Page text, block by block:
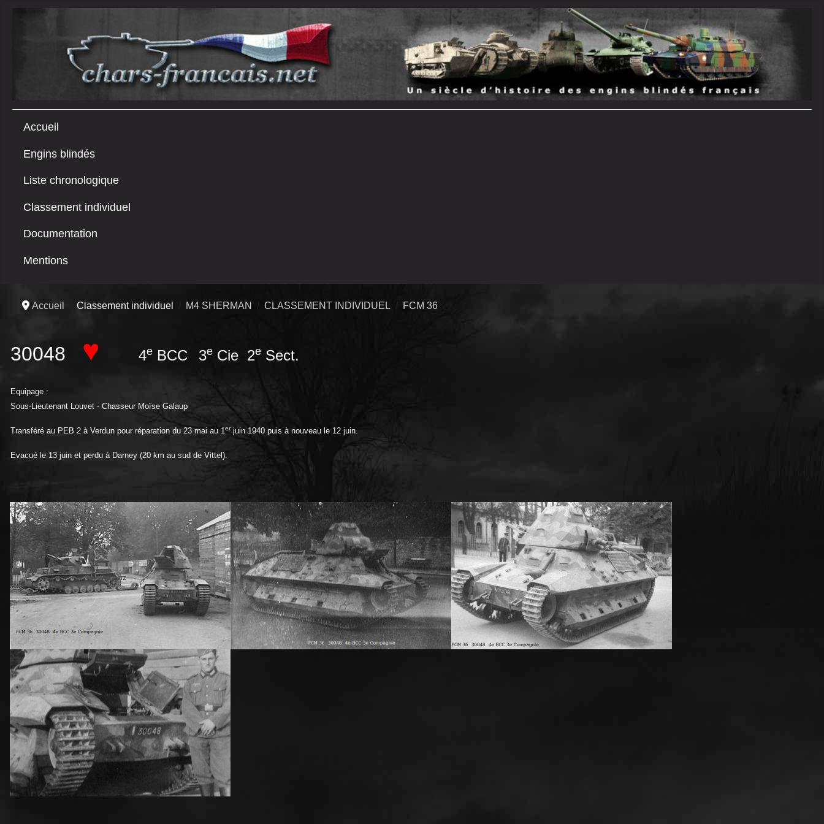
Accueil
Engins blindés
Liste chronologique
Classement individuel
Documentation
Mentions
Accueil Classement individuel M4 SHERMAN CLASSEMENT INDIVIDUEL FCM 36
30048 ♥ 4e BCC 3e Cie 2e Sect.
Equipage :
Sous-Lieutenant Louvet - Chasseur Moïse Galaup
Transféré au PEB 2 à Verdun pour réparation du 23 mai au 1erjuin 1940 puis à nouveau le 12 juin.
Evacué le 13 juin et perdu à Darney (20 km au sud de Vittel).